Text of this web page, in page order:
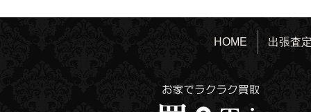
HOME 出張査